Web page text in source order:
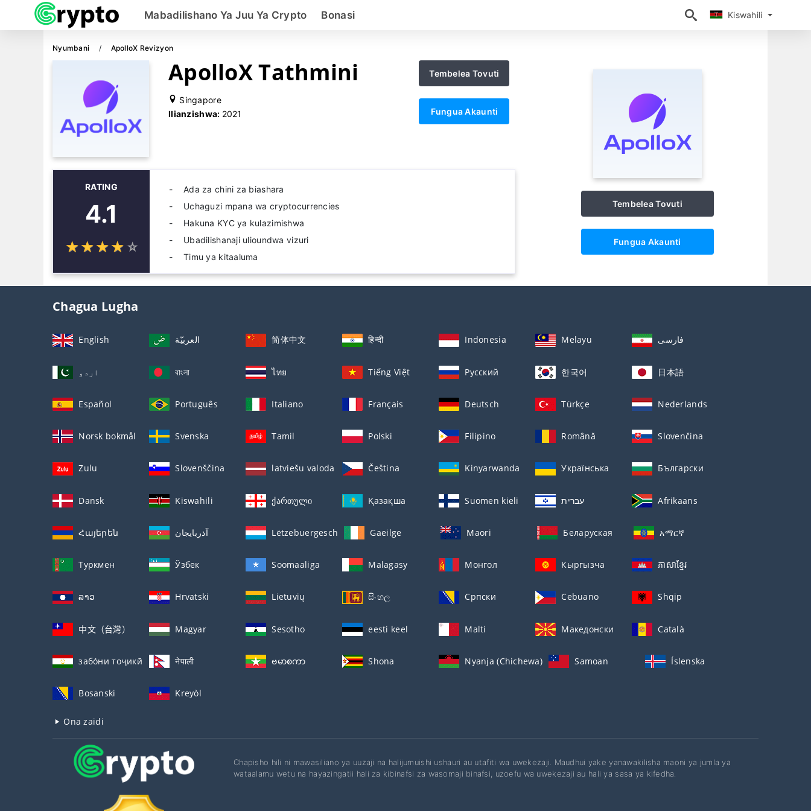
Kiswahili
Mabadilishano Ya Juu Ya Crypto Bonasi Kiswahili
Nyumbani ApolloX Revizyon
ApolloX Tathmini
Singapore
Ilianzishwa: 2021
Tembelea Tovuti
Fungua Akaunti
RATING
4.1
☆☆☆☆ ☆
★★★★ ★
Ada za chini za biashara
Uchaguzi mpana wa cryptocurrencies
Hakuna KYC ya kulazimishwa
Ubadilishanaji ulioundwa vizuri
Timu ya kitaaluma
Tembelea Tovuti
Fungua Akaunti
Chagua Lugha
English العربيّة 简体中文 हिन्दी Indonesia Melayu فارسی
اردو বাংলা ไทย Tiếng Việt Русский 한국어 日本語
Español Português Italiano Français Deutsch Türkçe Nederlands
Norsk bokmål Svenska Tamil Polski Filipino Română Slovenčina
Zulu Slovenščina latviešu valoda Čeština Kinyarwanda Українська Български
Dansk Kiswahili ქართული Қазақша Suomen kieli עברית Afrikaans
Հայերեն آذربايجان Lëtzebuergesch Gaeilge Maori Беларуская አማርኛ
Туркмен Ўзбек Soomaaliga Malagasy Монгол Кыргызча ភាសាខ្មែរ
ລາວ Hrvatski Lietuvių සිංහල Српски Cebuano Shqip
中文（台灣） Magyar Sesotho eesti keel Malti Македонски Català
забо́ни тоҷикӣ́ नेपाली ဗမာစကာ Shona Nyanja (Chichewa) Samoan Íslenska
Bosanski Kreyòl
Ona zaidi
Chapisho hili ni mawasiliano ya uuzaji na halijumuishi ushauri au utafiti wa uwekezaji. Maudhui yake yanawakilisha maoni ya jumla ya
wataalamu wetu na hayazingatii hali za kibinafsi za wasomaji binafsi, uzoefu wa uwekezaji au hali ya sasa ya kifedha.